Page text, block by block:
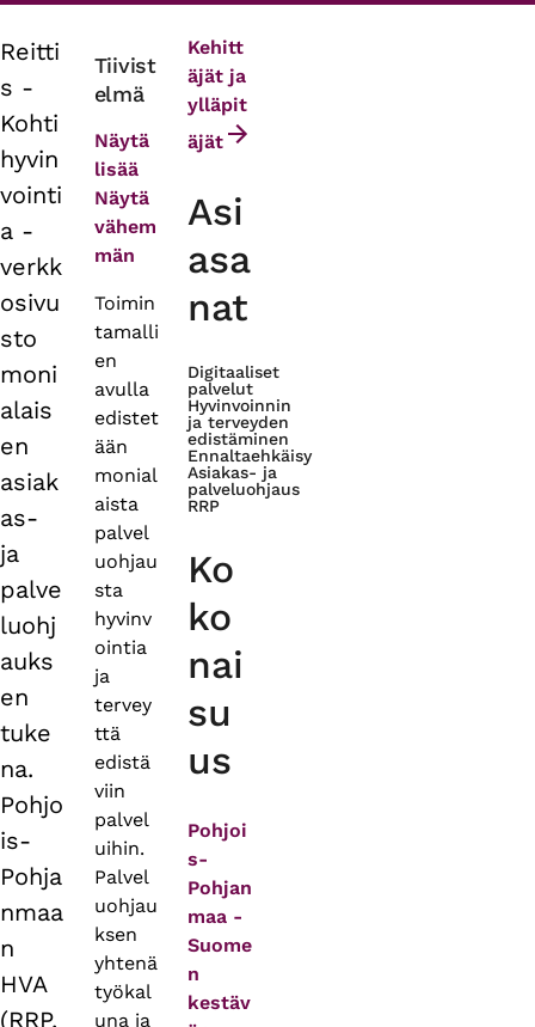
Primary
tabs
Reitti
s -
Kohti
hyvin
vointi
a -
verkk
osivu
sto
moni
alais
en
asiak
as-
ja
palve
luohj
auks
en
tuke
na.
Pohjo
is-
Pohja
nmaa
n
HVA
(RRP,
Tiivist
elmä
Näytä
lisää
Näytä
vähem
män
Toimin
tamalli
en
avulla
edistet
ään
monial
aista
palvel
uohjau
sta
hyvinv
ointia
ja
tervey
ttä
edistä
viin
palvel
uihin.
Palvel
uohjau
ksen
yhtenä
työkal
una ja
Kehitt
äjät ja
ylläpit
äjät
Asi
asa
nat
Digitaaliset
palvelut
Hyvinvoinnin
ja terveyden
edistäminen
Ennaltaehkäisy
Asiakas- ja
palveluohjaus
RRP
Ko
ko
nai
su
us
Pohjoi
s-
Pohjan
maa -
Suome
n
kestäv